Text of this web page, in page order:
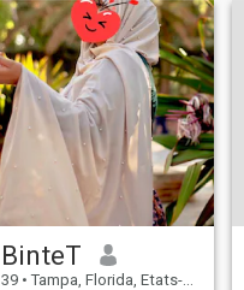
BinteT
39 • Tampa, Florida, Etats-Unis